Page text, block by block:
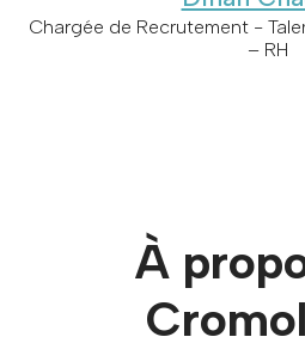
Chargée de Recrutement -
– RH
À